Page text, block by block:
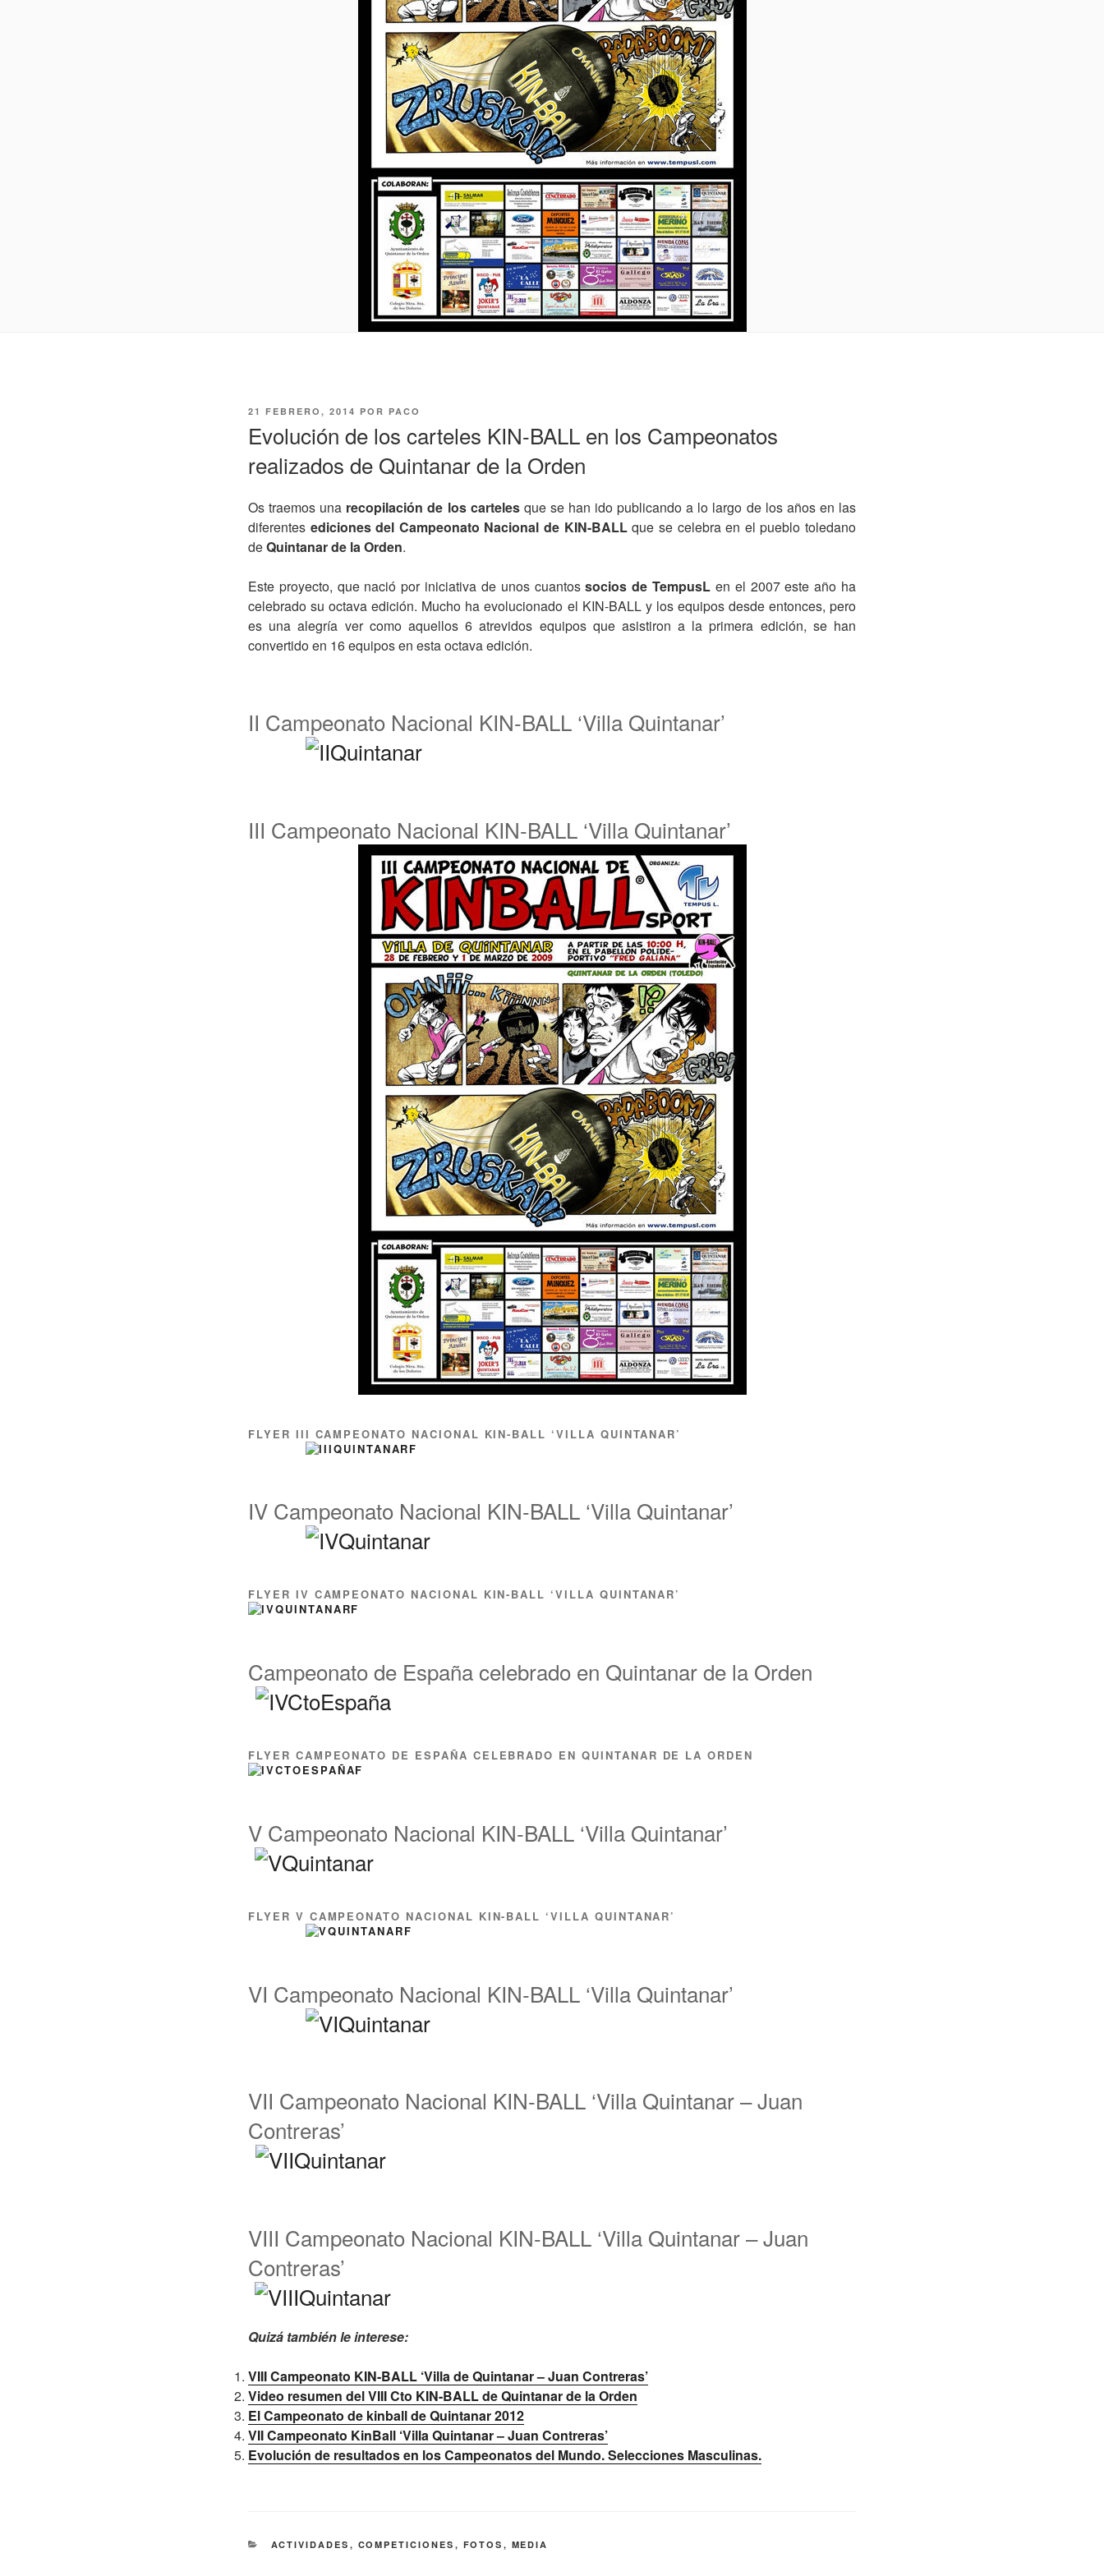
PUBLICADO
21 FEBRERO, 2014 POR PACO
Evolución de los carteles KIN-BALL en los Campeonatos
realizados de Quintanar de la Orden
Os traemos una recopilación de los cartelesque se han ido publicando a lo largo de los años en las
diferentes ediciones del Campeonato Nacional de KIN-BALLque se celebra en el pueblo toledano
deQuintanar de la Orden.
Este proyecto, que nació por iniciativa de unos cuantossocios de TempusL en el 2007 este año ha
celebrado su octava edición. Mucho ha evolucionado el KIN-BALL y los equipos desde entonces, pero
es una alegría ver como aquellos 6 atrevidos equipos que asistiron a la primera edición, se han
convertido en 16 equipos en esta octava edición.
II Campeonato Nacional KIN-BALL ‘Villa Quintanar’
III Campeonato Nacional KIN-BALL ‘Villa Quintanar’
FLYER III CAMPEONATO NACIONAL KIN-BALL ‘VILLA QUINTANAR’
IV Campeonato Nacional KIN-BALL ‘Villa Quintanar’
FLYER IV CAMPEONATO NACIONAL KIN-BALL ‘VILLA QUINTANAR’
Campeonato de España celebrado en Quintanar de la Orden
FLYER CAMPEONATO DE ESPAÑA CELEBRADO EN QUINTANAR DE LA ORDEN
V Campeonato Nacional KIN-BALL ‘Villa Quintanar’
FLYER V CAMPEONATO NACIONAL KIN-BALL ‘VILLA QUINTANAR’
VI Campeonato Nacional KIN-BALL ‘Villa Quintanar’
VII Campeonato Nacional KIN-BALL ‘Villa Quintanar – Juan
Contreras’
VIII Campeonato Nacional KIN-BALL ‘Villa Quintanar – Juan
Contreras’
Quizá también le interese:
VIII Campeonato KIN-BALL ‘Villa de Quintanar – Juan Contreras’
Video resumen del VIII Cto KIN-BALL de Quintanar de la Orden
El Campeonato de kinball de Quintanar 2012
VII Campeonato KinBall ‘Villa Quintanar – Juan Contreras’
Evolución de resultados en los Campeonatos del Mundo. Selecciones Masculinas.
CATEGORÍAS
ACTIVIDADES , COMPETICIONES , FOTOS , MEDIA